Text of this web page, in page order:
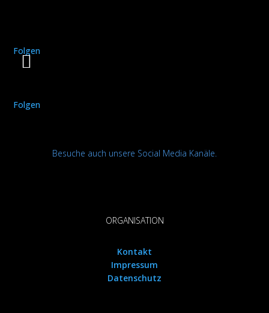
Folgen
Folgen
Besuche auch unsere Social Media Kanäle.
ORGANISATION
Kontakt
Impressum
Datenschutz